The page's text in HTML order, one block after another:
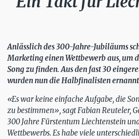
Anlässlich des 300-Jahre-Jubiläums
Marketing einen Wettbewerb aus, um
Song zu finden. Aus den fast 30
wurden nun die Halbfinalisten
«Es war keine einfache Aufgabe, die
zu bestimmen», sagt Fabian Reuteler,
300 Jahre Fürstentum Liechtenstein
Wettbewerbs. Es habe viele